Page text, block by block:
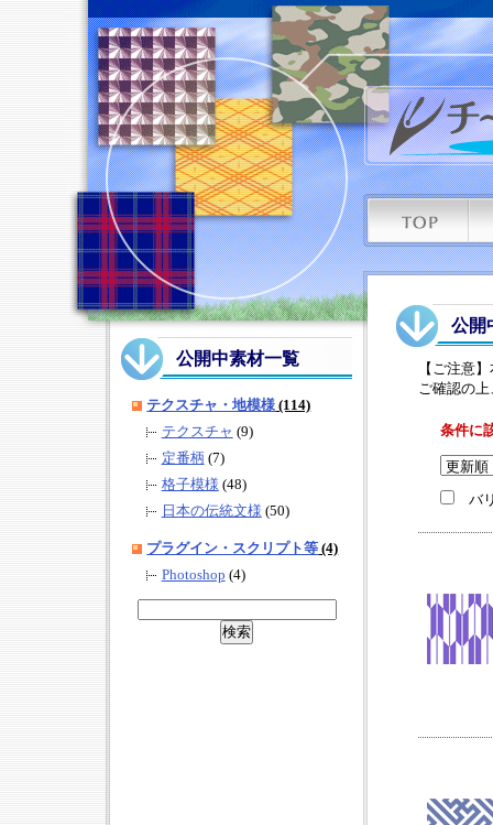
公開中素材一覧
テクスチャ・地模様 (114)
テクスチャ (9)
定番柄 (7)
格子模様 (48)
日本の伝統文様 (50)
プラグイン・スクリプト等 (4)
Photoshop (4)
公開
【ご注意
ご確認の
条件に
バ